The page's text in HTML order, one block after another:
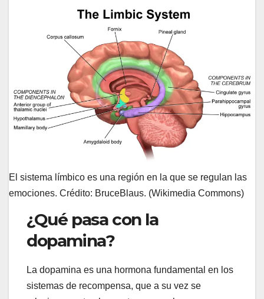
El sistema límbico es una región en la que se regulan las
emociones. Crédito: BruceBlaus. (Wikimedia Commons)
¿Qué pasa con la
dopamina?
La dopamina es una hormona fundamental en los
sistemas de recompensa, que a su vez se